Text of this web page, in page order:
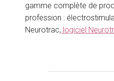
gamme complète de
profession :
Neurotrac, logiciel